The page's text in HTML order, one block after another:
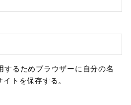
するためブラウザーに自分の名
トを保存する。